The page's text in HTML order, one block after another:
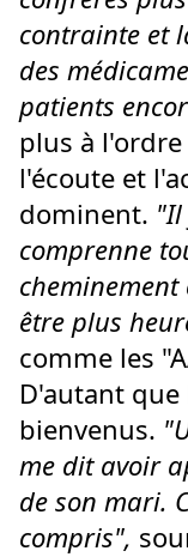
contrainte et
des
patients
plus à
l'écoute et
dominent.
comprenne
être plus
comme les
D'autant
bienvenus.
me dit avoir
de son mari.
compris",